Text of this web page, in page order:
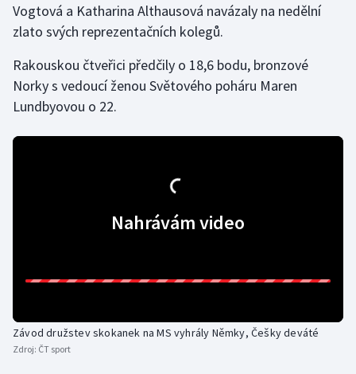
Futsal
Gymnastika
Lezení
Lyže a snowboard
Vogtová a Katharina Althausová navázaly na nedělní
zlato svých reprezentačních kolegů.
Rakouskou čtveřici předčily o 18,6 bodu, bronzové
Norky s vedoucí ženou Světového poháru Maren
Lundbyovou o 22.
Nahrávám video
Závod družstev skokanek na MS vyhrály Němky, Češky deváté
Zdroj: ČT sport